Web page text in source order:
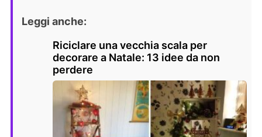
Leggi anche:
Riciclare una vecchia scala per
decorare a Natale: 13 idee da non
perdere